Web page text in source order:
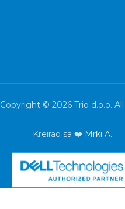
Copyright © 2026 Trio d.o.o.
Kreirao sa ❤️ Mrki A.